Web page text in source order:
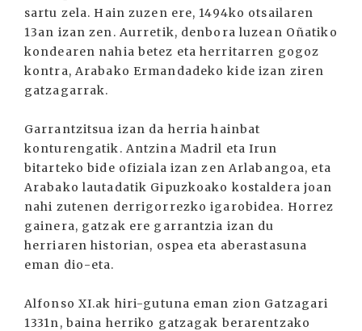
sartu zela. Hain zuzen ere, 1494ko otsailaren
13an izan zen. Aurretik, denbora luzean Oñatiko
kondearen nahia betez eta herritarren gogoz
kontra, Arabako Ermandadeko kide izan ziren
gatzagarrak.
Garrantzitsua izan da herria hainbat
konturengatik. Antzina Madril eta Irun
bitarteko bide ofiziala izan zen Arlabangoa, eta
Arabako lautadatik Gipuzkoako kostaldera joan
nahi zutenen derrigorrezko igarobidea. Horrez
gainera, gatzak ere garrantzia izan du
herriaren historian, ospea eta aberastasuna
eman dio-eta.
Alfonso XI.ak hiri-gutuna eman zion Gatzagari
1331n, baina herriko gatzagak berarentzako